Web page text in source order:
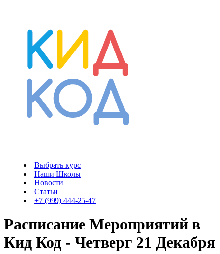
Выбрать курс
Наши Школы
Новости
Статьи
+7 (999) 444-25-47
Расписание Мероприятий в
Кид Код - Четверг 21 Декабря